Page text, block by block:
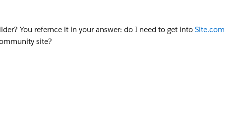
You refernce it in your answer: do I need to get into Site.com
site?